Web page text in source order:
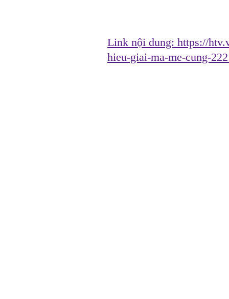
Link nội dung: https://
hieu-giai-ma-me-cung-